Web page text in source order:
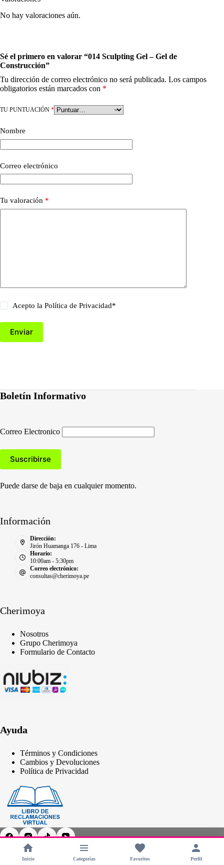
No hay valoraciones aún.
Sé el primero en valorar “014 Sculpting Gel – Gel de
Construcción”
Tu dirección de correo electrónico no será publicada. Los campos
obligatorios están marcados con *
TU PUNTUACIÓN *
Nombre
Correo electrónico
Tu valoración *
Acepto laPolítica de Privacidad*
Enviar
Boletín Informativo
Correo Electronico
Puede darse de baja en cualquier momento.
Información
Dirección:
Jirón Huamanga 176 - Lima
Horario:
10:00am - 5:30pm
Correo electrónico:
consultas@cherimoya.pe
Cherimoya
Nosotros
Grupo Cherimoya
Formulario de Contacto
Ayuda
Términos y Condiciones
Cambios y Devoluciones
Política de Privacidad
Copyright © 2026 - CHERIMOYA Perú
Inicio Categorías Favoritos Perfil